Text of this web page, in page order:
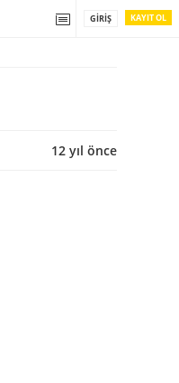
KAYIT OL
GIRIŞ
12 yıl önce